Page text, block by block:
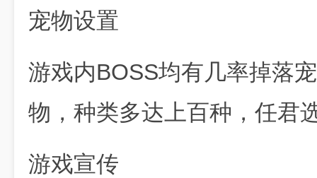
宠物设置
游戏内BOSS均有几率掉落
物，种类多达上百种，任君
游戏宣传